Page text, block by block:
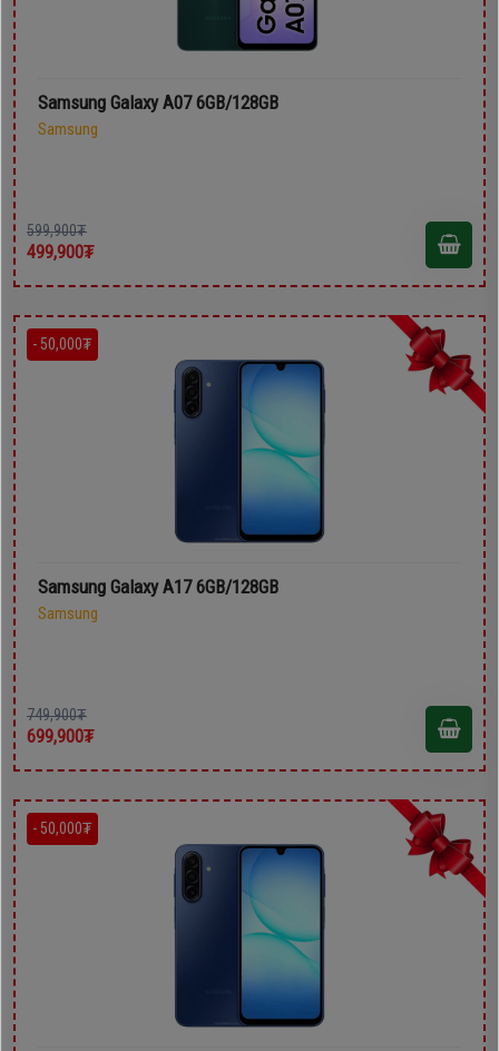
Samsung Galaxy A07 6GB/128GB
Samsung
599,900₮
499,900₮
- 50,000₮
Samsung Galaxy A17 6GB/128GB
Samsung
749,900₮
699,900₮
- 50,000₮